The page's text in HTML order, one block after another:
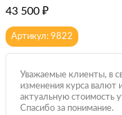
43 500 ₽
Артикул: 9822
Уважаемые клиенты, в
изменения курса валют
актуальную стоимость
Спасибо за понимание.